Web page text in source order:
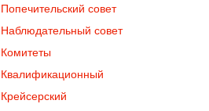
Попечительский совет
Наблюдательный совет
Комитеты
Квалификационный
Крейсерский